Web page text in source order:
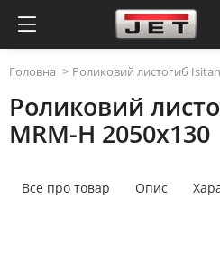
Головна Роликовий листогиб
Роликовий
MRM-H 2050x130
Все про товар Опис